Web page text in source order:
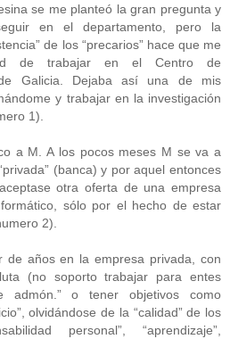
se me planteó la gran pregunta y
en el departamento, pero la
de los “precarios” hace que me
de trabajar en el Centro de
de Galicia. Dejaba así una de mis
y trabajar en la investigación
1).
a M. A los pocos meses M se va a
(banca) y por aquel entonces
otra oferta de una empresa
sólo por el hecho de estar
2).
de años en la empresa privada, con
(no soporto trabajar para entes
admón.” o tener objetivos como
olvidándose de la “calidad” de los
personal”, “aprendizaje”,